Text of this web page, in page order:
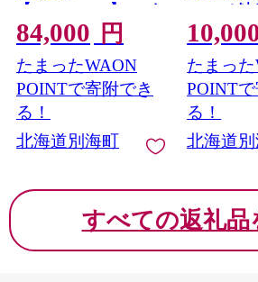
【NK003NQ13】( いく
ら いくら醤油漬け い
くら醤油漬 醤油いく
ら 鮭いくら 国産いく
ら 北海道産いくら 地
場産いくら 道産いく
ら 別海町 ふるさと納
税 ふるさと ikura お届
84,000 円
たまったWAON
POINTで寄附でき
る！
北海道別海町
1.4kg（
秋シャケ
北海道産
道産秋鮭
切身 さけ
さけ切身
秋鮭 地場
秋鮭 ふる
身）
たまっ
POINT
る！
北海道
すべての返礼品